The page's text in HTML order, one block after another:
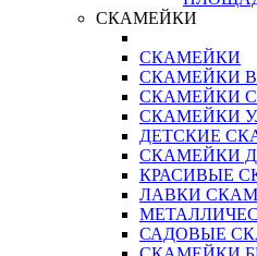
СКАМЕЙКИ
СКАМЕЙКИ
СКАМЕЙКИ В
СКАМЕЙКИ
СКАМЕЙКИ
ДЕТСКИЕ
СКАМЕЙКИ
КРАСИВЫЕ
ЛАВКИ
САДОВЫЕ